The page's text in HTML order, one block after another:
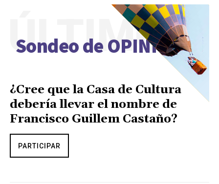
Sondeo de OPINIÓN
ÚLTIMO
¿Cree que la Casa de Cultura
debería llevar el nombre de
Francisco Guillem Castaño?
PARTICIPAR